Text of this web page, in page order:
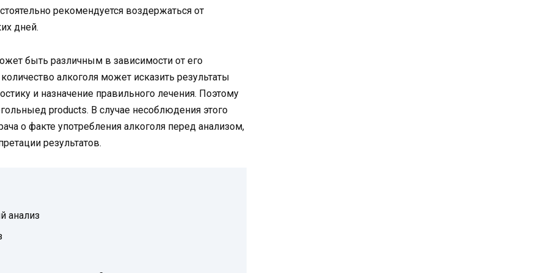
рекомендуется воздержаться от
дней.
быть различным в зависимости от его
алкоголя может исказить результаты
и назначение правильного лечения. Поэтому
products. В случае несоблюдения этого
о факте употребления алкоголя перед анализом,
результатов.
анализ